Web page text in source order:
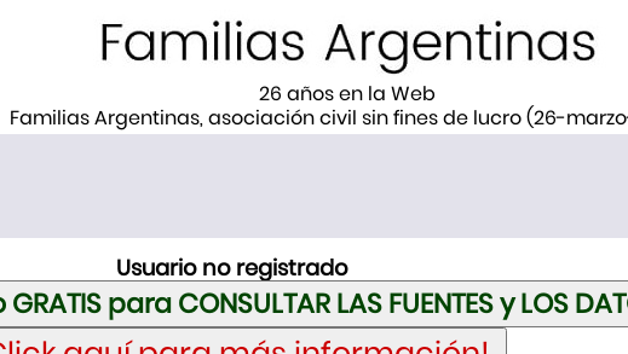
26 años en la Web
Familias Argentinas, asociación civil sin fines de lucro (26-
Usuario no registrado